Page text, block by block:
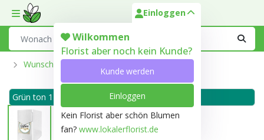
Toggle mobile menu
Einloggen
Wilkommen
Florist aber noch kein Kunde?
Kunde werden
Einloggen
Kein Florist aber schön Blumen
fan? www.lokalerflorist.de
Wunschkarte Und Labels
Grün ton 125A